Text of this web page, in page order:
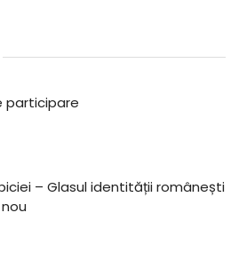
participare
– Glasul identității românești